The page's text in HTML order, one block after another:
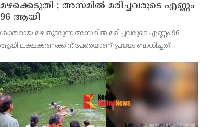
മഴക്കെടുതി ; അസമില്‍ മരിച്ചവരുടെ എണ്ണം
96 ആയി
ശക്തമായ മഴ തുടരുന്ന അസമില്‍ മരിച്ചവരുടെ എണ്ണം 96
ആയി.ലക്ഷക്കണക്കിന് പേരെയാണ് പ്രളയം ബാധിച്ചത്
അമ്പതിനായിരത്തോളം ആളുകളെ ദുരിതാശ്വാസ
ക്യാമ്പുകളിലേക്ക് മാറ്